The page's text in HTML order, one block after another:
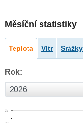
Měsíční statistiky
Teplota Vítr Srážky
Rok: